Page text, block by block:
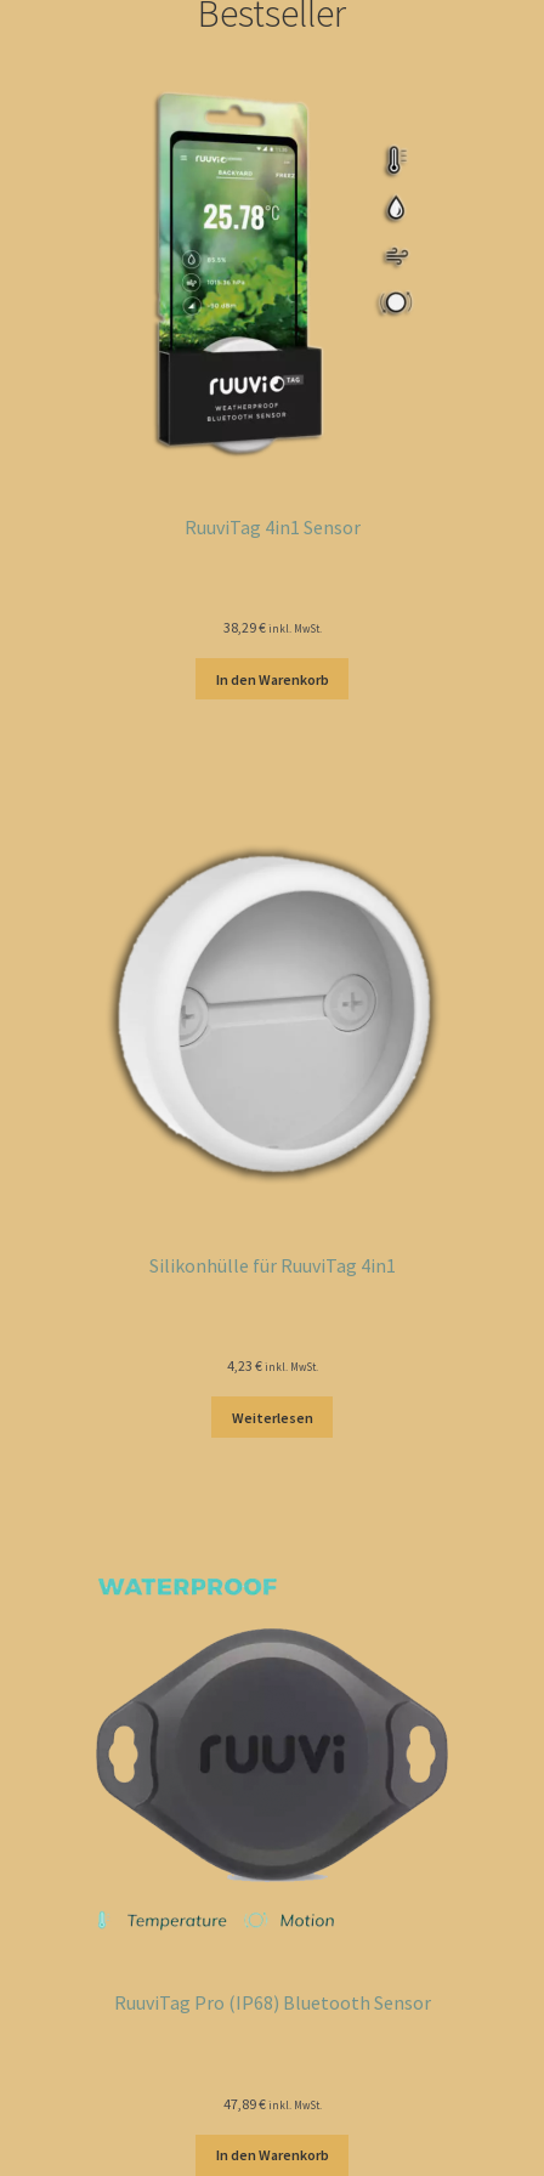
Bestseller
RuuviTag 4in1 Sensor
38,29€ inkl. MwSt.
In den Warenkorb
Silikonhülle für RuuviTag 4in1
4,23 € inkl. MwSt.
Weiterlesen
RuuviTag Pro (IP68) Bluetooth Sensor
47,89€ inkl. MwSt.
In den Warenkorb